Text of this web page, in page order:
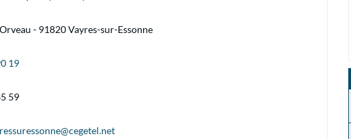
- 91820 Vayres-sur-Essonne
19
59